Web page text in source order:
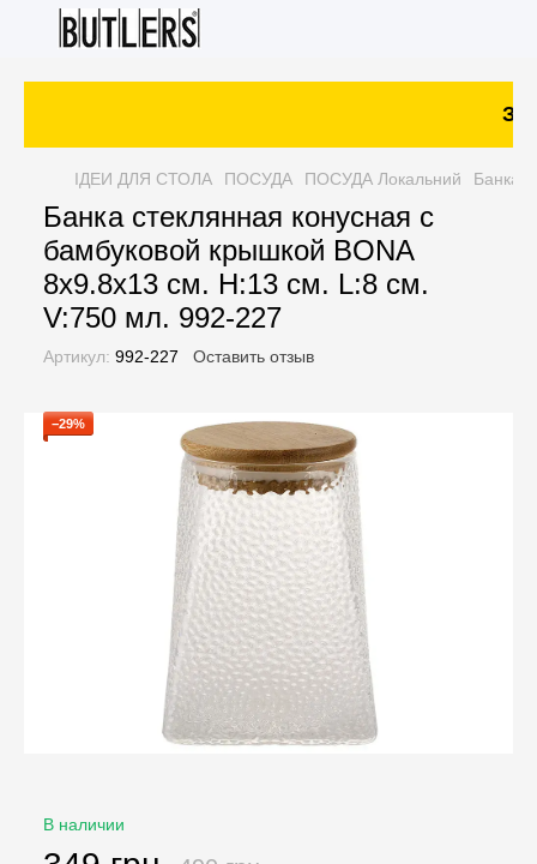
ІДЕИ ДЛЯ СТОЛА ПОСУДА ПОСУДА Локальний Банка
Банка стеклянная конусная с
бамбуковой крышкой BONA
8x9.8x13 см. H:13 см. L:8 см.
V:750 мл. 992-227
Артикул: 992-227 Оставить отзыв
−29%
В наличии